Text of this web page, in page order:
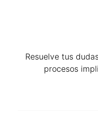
Resuelve tus
procesos